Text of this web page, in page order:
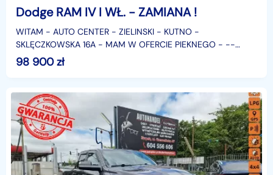
Dodge RAM IV I WŁ. - ZAMIANA !
WITAM - AUTO CENTER - ZIELINSKI - KUTNO -
SKLĘCZKOWSKA 16A - MAM W OFERCIE PIEKNEGO - --
DODGE RAM --- W DOSKONAŁYM STANIE TECHNICZNYM I
WIZUALNYM , SUPER UTR
98 900zł